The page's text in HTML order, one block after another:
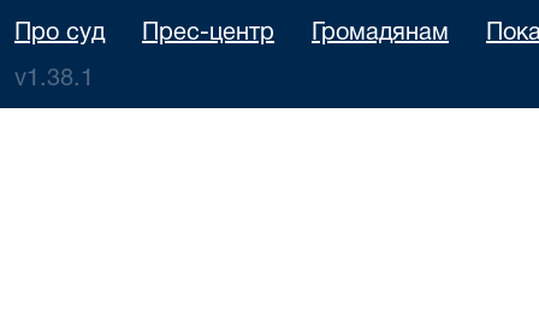
Про суд Прес-центр Громадянам
v1.38.1